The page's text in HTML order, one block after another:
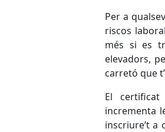
Per a
riscos
més si es
elevadors,
carretó que
El
incrementa
inscriure’t a